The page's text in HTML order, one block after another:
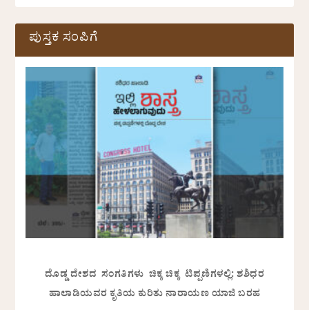
ಪುಸ್ತಕ ಸಂಪಿಗೆ
ದೊಡ್ಡ ದೇಶದ ಸಂಗತಿಗಳು ಚಿಕ್ಕ ಚಿಕ್ಕ ಟಿಪ್ಪಣಿಗಳಲ್ಲಿ: ಶಶಿಧರ
ಹಾಲಾಡಿಯವರ ಕೃತಿಯ ಕುರಿತು ನಾರಾಯಣ ಯಾಜಿ ಬರಹ